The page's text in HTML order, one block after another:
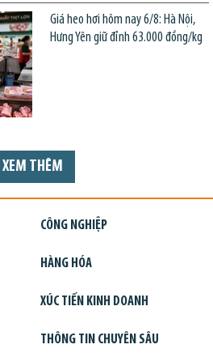
Giá heo hơi hôm nay 6/8: Hà Nội,
Hưng Yên giữ đỉnh 63.000 đồng/kg
XEM THÊM
CÔNG NGHIỆP
HÀNG HÓA
XÚC TIẾN KINH DOANH
THÔNG TIN CHUYÊN SÂU